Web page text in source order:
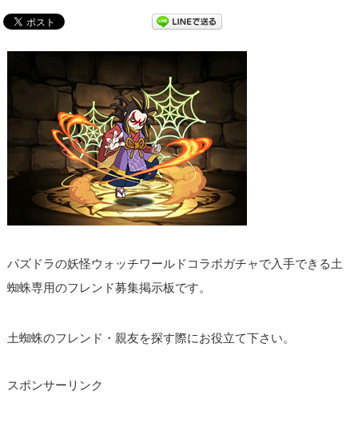
パズドラの妖怪ウォッチワールドコラボガチャで入手できる土
蜘蛛専用のフレンド募集掲示板です。
土蜘蛛のフレンド・親友を探す際にお役立て下さい。
スポンサーリンク